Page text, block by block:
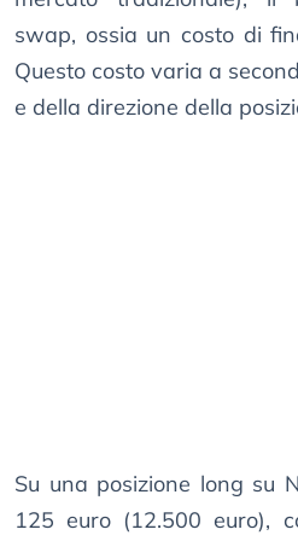
swap, ossia un costo di
Questo costo varia a
e della direzione della
Su una posizione long su
125 euro (12.500 euro),